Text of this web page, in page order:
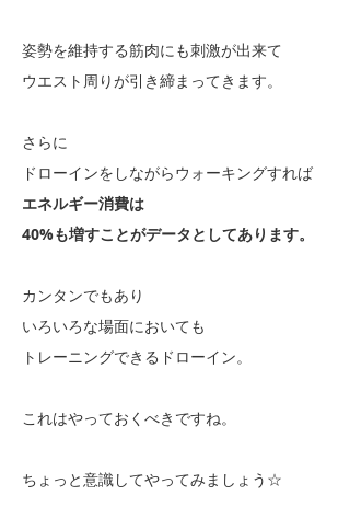
姿勢を維持する筋肉にも刺激が出来て
ウエスト周りが引き締まってきます。
さらに
ドローインをしながらウォーキングすれば
エネルギー消費は
40%も増すことがデータとしてあります。
カンタンでもあり
いろいろな場面においても
トレーニングできるドローイン。
これはやっておくべきですね。
ちょっと意識してやってみましょう☆